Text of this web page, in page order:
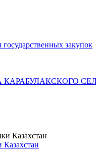
закупок
Казахстан